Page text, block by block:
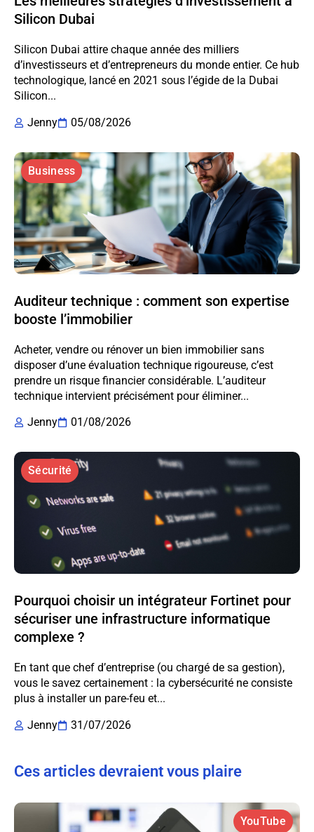
Silicon Dubai
Silicon Dubai attire chaque année des milliers
d’investisseurs et d’entrepreneurs du monde entier. Ce hub
technologique, lancé en 2021 sous l’égide de la Dubai
Silicon...
Jenny
05/08/2026
Business
Auditeur technique : comment son expertise
booste l’immobilier
Acheter, vendre ou rénover un bien immobilier sans
disposer d’une évaluation technique rigoureuse, c’est
prendre un risque financier considérable. L’auditeur
technique intervient précisément pour éliminer...
Jenny
01/08/2026
Sécurité
Pourquoi choisir un intégrateur Fortinet pour
sécuriser une infrastructure informatique
complexe ?
En tant que chef d’entreprise (ou chargé de sa gestion),
vous le savez certainement : la cybersécurité ne consiste
plus à installer un pare-feu et...
Jenny
31/07/2026
Ces articles devraient vous plaire
YouTube